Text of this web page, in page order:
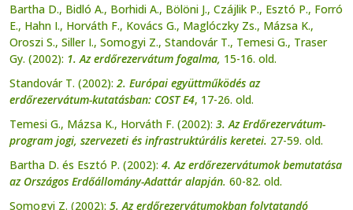
Bartha D., Bidló A., Borhidi A., Bölöni J., Czájlik P., Esztó P., Forró
E., Hahn I., Horváth F., Kovács G., Maglóczky Zs., Mázsa K.,
Oroszi S., Siller I., Somogyi Z., Standovár T., Temesi G., Traser
Gy. (2002): 1. Az erdőrezervátum fogalma, 15-16. old.
Standovár T. (2002): 2. Európai együttműködés az
erdőrezervátum-kutatásban: COST E4, 17-26. old.
Temesi G., Mázsa K., Horváth F. (2002): 3. Az Erdőrezervátum-
program jogi, szervezeti és infrastruktúrális keretei. 27-59. old.
Bartha D. és Esztó P. (2002): 4. Az erdőrezervátumok bemutatása
az Országos Erdőállomány-Adattár alapján. 60-82. old.
Somogyi Z. (2002): 5. Az erdőrezervátumokban folytatandó